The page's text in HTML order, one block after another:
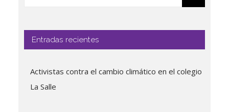
Entradas recientes
Activistas contra el cambio climático en el colegio
La Salle